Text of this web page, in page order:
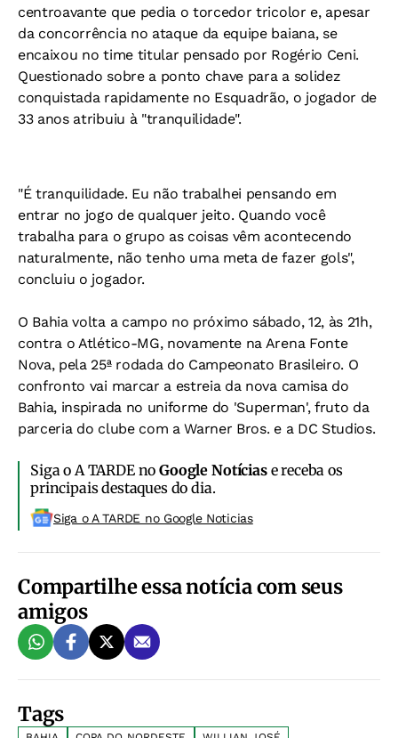
centroavante que pedia o torcedor tricolor e, apesar
da concorrência no ataque da equipe baiana, se
encaixou no time titular pensado por Rogério Ceni.
Questionado sobre a ponto chave para a solidez
conquistada rapidamente no Esquadrão, o jogador de
33 anos atribuiu à "tranquilidade".
"É tranquilidade. Eu não trabalhei pensando em
entrar no jogo de qualquer jeito. Quando você
trabalha para o grupo as coisas vêm acontecendo
naturalmente, não tenho uma meta de fazer gols",
concluiu o jogador.
O Bahia volta a campo no próximo sábado, 12, às 21h,
contra o Atlético-MG, novamente na Arena Fonte
Nova, pela 25ª rodada do Campeonato Brasileiro. O
confronto vai marcar a estreia da nova camisa do
Bahia, inspirada no uniforme do 'Superman', fruto da
parceria do clube com a Warner Bros. e a DC Studios.
Siga o A TARDE noGoogle Notíciase receba os
principais destaques do dia.
Siga o A TARDE no Google Noticias
Compartilhe essa notícia com seus
amigos
Tags